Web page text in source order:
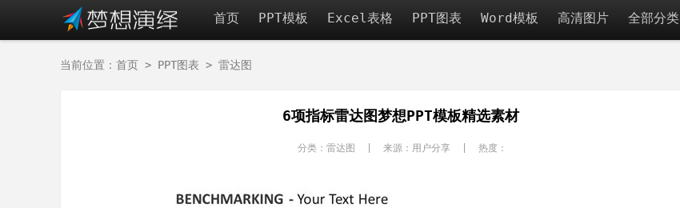
首页 PPT模板 Excel表格 PPT图表 Word模板 高清图片 全部分类
当前位置： 首页> PPT图表 > 雷达图
6项指标雷达图梦想PPT模板精选素材
分类：雷达图 | 来源：用户分享 | 热度：